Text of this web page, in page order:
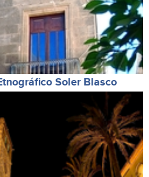
Soler Blasco